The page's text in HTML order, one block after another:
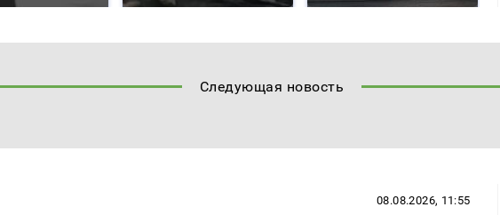
Следующая новость
08.08.2026, 11:55